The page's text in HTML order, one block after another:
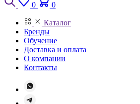
0 0
Каталог
Бренды
Обучение
Доставка и оплата
О компании
Контакты